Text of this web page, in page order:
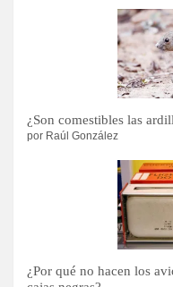
¿Son comestibles las
por Raúl González
¿Por qué no hacen los